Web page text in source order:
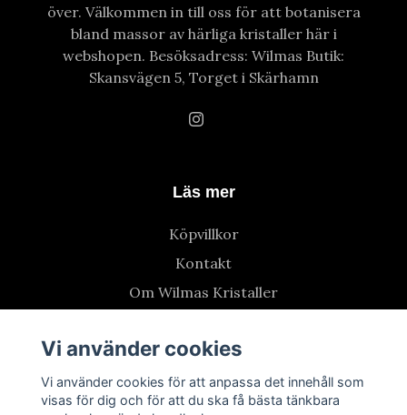
över. Välkommen in till oss för att botanisera
bland massor av härliga kristaller här i
webshopen. Besöksadress: Wilmas Butik:
Skansvägen 5, Torget i Skärhamn
Läs mer
Köpvillkor
Kontakt
Om Wilmas Kristaller
Vi använder cookies
Vi använder cookies för att anpassa det innehåll som
visas för dig och för att du ska få bästa tänkbara